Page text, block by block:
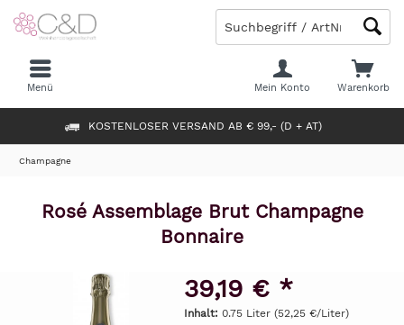
KOSTENLOSER VERSAND AB € 99,- (D + AT)
Warenkorb
Mein Konto
Menü
Champagne
Rosé Assemblage Brut Champagne
Bonnaire
39,19 € *
Inhalt: 0.75 Liter (52,25 €/Liter)